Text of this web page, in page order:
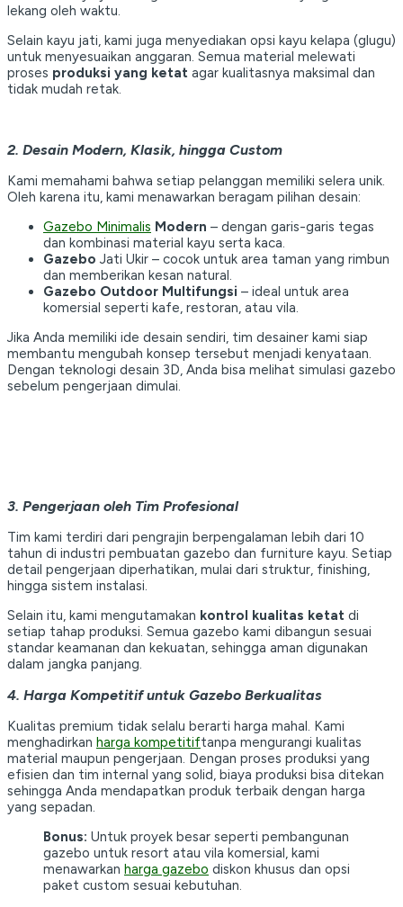
lekang oleh waktu.
Selain kayu jati, kami juga menyediakan opsi kayu kelapa (glugu)
untuk menyesuaikan anggaran. Semua material melewati
proses produksi yang ketat agar kualitasnya maksimal dan
tidak mudah retak.
2. Desain Modern, Klasik, hingga Custom
Kami memahami bahwa setiap pelanggan memiliki selera unik.
Oleh karena itu, kami menawarkan beragam pilihan desain:
Gazebo Minimalis Modern – dengan garis-garis tegas
dan kombinasi material kayu serta kaca.
Gazebo Jati Ukir – cocok untuk area taman yang rimbun
dan memberikan kesan natural.
Gazebo Outdoor Multifungsi – ideal untuk area
komersial seperti kafe, restoran, atau vila.
Jika Anda memiliki ide desain sendiri, tim desainer kami siap
membantu mengubah konsep tersebut menjadi kenyataan.
Dengan teknologi desain 3D, Anda bisa melihat simulasi gazebo
sebelum pengerjaan dimulai.
3. Pengerjaan oleh Tim Profesional
Tim kami terdiri dari pengrajin berpengalaman lebih dari 10
tahun di industri pembuatan gazebo dan furniture kayu. Setiap
detail pengerjaan diperhatikan, mulai dari struktur, finishing,
hingga sistem instalasi.
Selain itu, kami mengutamakan kontrol kualitas ketat di
setiap tahap produksi. Semua gazebo kami dibangun sesuai
standar keamanan dan kekuatan, sehingga aman digunakan
dalam jangka panjang.
4. Harga Kompetitif untuk Gazebo Berkualitas
Kualitas premium tidak selalu berarti harga mahal. Kami
menghadirkan harga kompetitiftanpa mengurangi kualitas
material maupun pengerjaan. Dengan proses produksi yang
efisien dan tim internal yang solid, biaya produksi bisa ditekan
sehingga Anda mendapatkan produk terbaik dengan harga
yang sepadan.
Bonus: Untuk proyek besar seperti pembangunan
gazebo untuk resort atau vila komersial, kami
menawarkan harga gazebo diskon khusus dan opsi
paket custom sesuai kebutuhan.